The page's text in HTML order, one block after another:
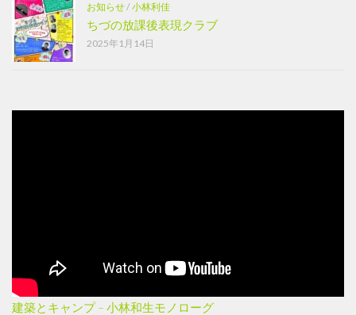
お知らせ/小林利佳
ちづの放課後表現クラブ
2025年1月14日
建築とキャンプ – 小林和生モノローグ